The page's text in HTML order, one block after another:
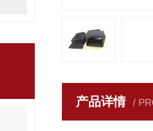
产品详情 /